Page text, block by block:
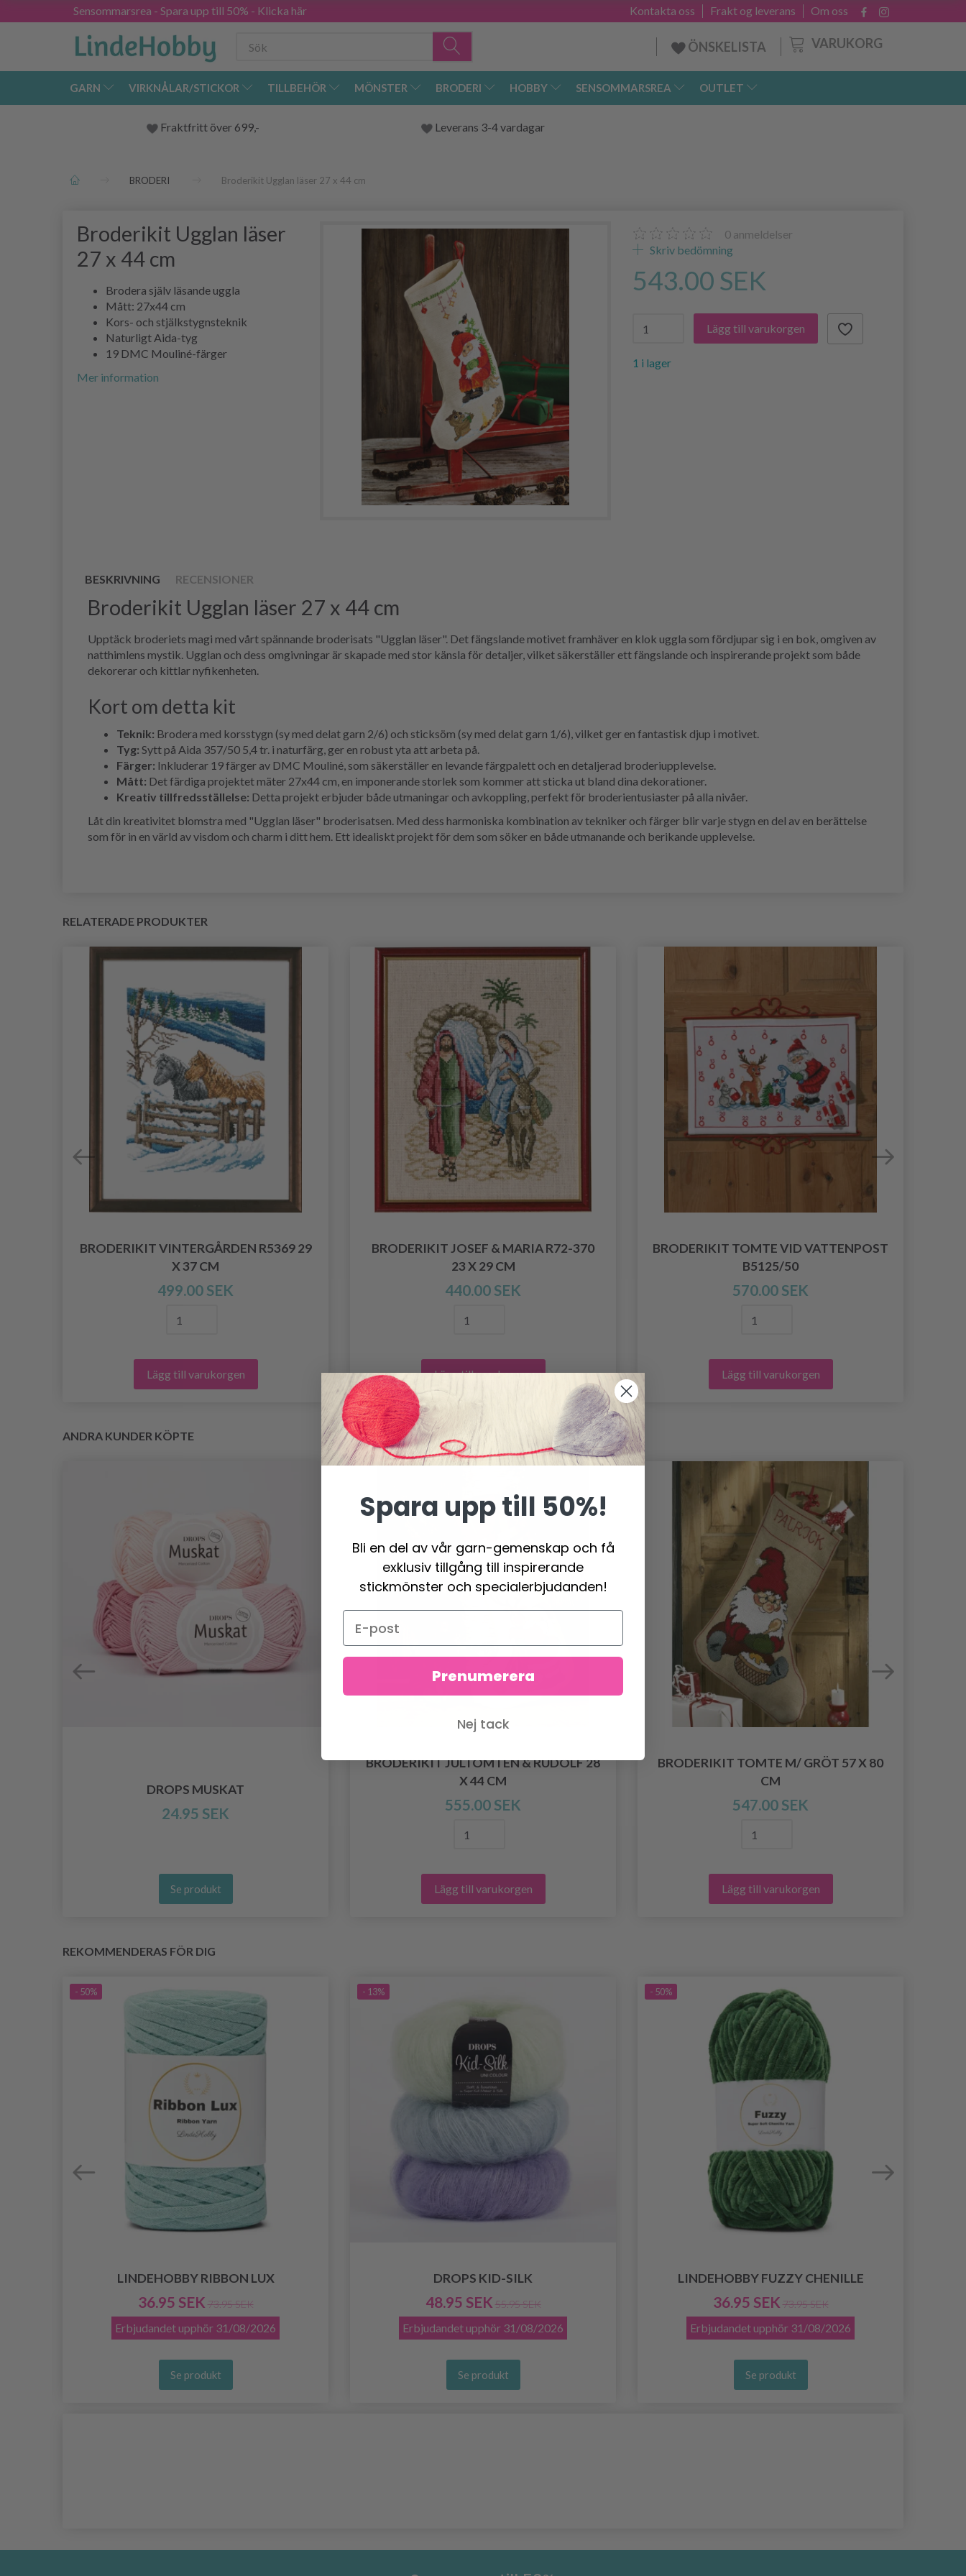
Sensommarsrea - Spara upp till 50% - Klicka här Om oss
Frakt og leverans
Kontakta oss
VARUKORG
ÖNSKELISTA
GARN VIRKNÅLAR/STICKOR TILLBEHÖR MÖNSTER BRODERI HOBBY SENSOMMARSREA OUTLET
Fraktfritt över 699,- Leverans 3-4 vardagar
BRODERI Broderikit Ugglan läser 27 x 44 cm
Broderikit Ugglan läser
27 x 44 cm
Brodera själv läsande uggla
Mått: 27x44 cm
Kors- och stjälkstygnsteknik
Naturligt Aida-tyg
19 DMC Mouliné-färger
Mer information
0 anmeldelser
Skriv bedömning
543.00 SEK
Lägg till varukorgen
1 i lager
BESKRIVNING RECENSIONER
Broderikit Ugglan läser 27 x 44 cm
Upptäck broderiets magi med vårt spännande broderisats "Ugglan läser". Det fängslande motivet framhäver en klok uggla som fördjupar sig i en bok, omgiven av
natthimlens mystik. Ugglan och dess omgivningar är skapade med stor känsla för detaljer, vilket säkerställer ett fängslande och inspirerande projekt som både
dekorerar och kittlar nyfikenheten.
Kort om detta kit
Teknik: Brodera med korsstygn (sy med delat garn 2/6) och sticksöm (sy med delat garn 1/6), vilket ger en fantastisk djup i motivet.
Tyg: Sytt på Aida 357/50 5,4 tr. i naturfärg, ger en robust yta att arbeta på.
Färger: Inkluderar 19 färger av DMC Mouliné, som säkerställer en levande färgpalett och en detaljerad broderiupplevelse.
Mått: Det färdiga projektet mäter 27x44 cm, en imponerande storlek som kommer att sticka ut bland dina dekorationer.
Kreativ tillfredsställelse: Detta projekt erbjuder både utmaningar och avkoppling, perfekt för broderientusiaster på alla nivåer.
Låt din kreativitet blomstra med "Ugglan läser" broderisatsen. Med dess harmoniska kombination av tekniker och färger blir varje stygn en del av en berättelse
som för in en värld av visdom och charm i ditt hem. Ett idealiskt projekt för dem som söker en både utmanande och berikande upplevelse.
RELATERADE PRODUKTER
BRODERIKIT VINTERGÅRDEN R5369 29
X 37 CM
499.00 SEK
Lägg till varukorgen
BRODERIKIT JOSEF & MARIA R72-370
23 X 29 CM
440.00 SEK
Lägg till varukorgen
BRODERIKIT TOMTE VID VATTENPOST
B5125/50
570.00 SEK
Lägg till varukorgen
ANDRA KUNDER KÖPTE
DROPS MUSKAT
24.95 SEK
Se produkt
BRODERIKIT JULTOMTEN & RUDOLF 28
X 44 CM
555.00 SEK
Lägg till varukorgen
BRODERIKIT TOMTE M/ GRÖT 57 X 80
CM
547.00 SEK
Lägg till varukorgen
REKOMMENDERAS FÖR DIG
- 50%
LINDEHOBBY RIBBON LUX
36.95 SEK 73.95 SEK
Erbjudandet upphör 31/08/2026
Se produkt
- 13%
DROPS KID-SILK
48.95 SEK 55.95 SEK
Erbjudandet upphör 31/08/2026
Se produkt
- 50%
LINDEHOBBY FUZZY CHENILLE
36.95 SEK 73.95 SEK
Erbjudandet upphör 31/08/2026
Se produkt
Spara upp till 50%!
Bli en del av vår garn-gemenskap och få
exklusiv tillgång till inspirerande
stickmönster och specialerbjudanden!
Prenumerera
Nej tack